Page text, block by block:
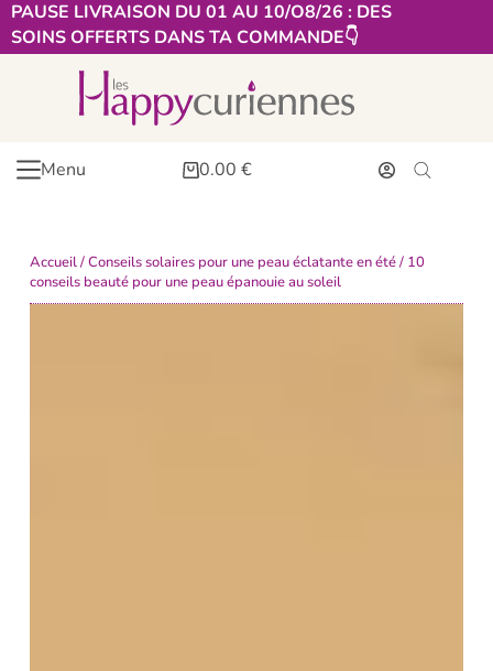
PAUSE LIVRAISON DU 01 AU 10/O8/26 : DES
SOINS OFFERTS DANS TA COMMANDE👇​
Menu 0.00 €
Accueil/Conseils solaires pour une peau éclatante en été/ 10
conseils beauté pour une peau épanouie au soleil